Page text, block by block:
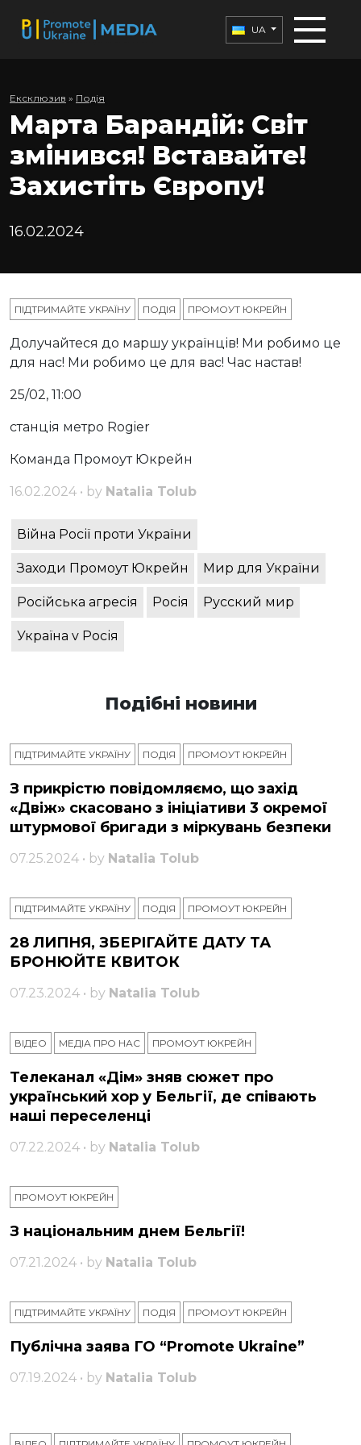
UA
Ексклюзив » Подія
Марта Барандій: Світ
змінився! Вставайте!
Захистіть Європу!
16.02.2024
ПІДТРИМАЙТЕ УКРАЇНУ ПОДІЯ ПРОМОУТ ЮКРЕЙН
Долучайтеся до маршу українців! Ми робимо це
для нас! Ми робимо це для вас! Час настав!
25/02, 11:00
станція метро Rogier
Команда Промоут Юкрейн
16.02.2024 • by Natalia Tolub
Війна Росії проти України
Заходи Промоут Юкрейн Мир для України
Російська агресія Росія Русский мир
Україна v Росія
Подібні новини
ПІДТРИМАЙТЕ УКРАЇНУ ПОДІЯ ПРОМОУТ ЮКРЕЙН
З прикрістю повідомляємо, що захід
«Двіж» скасовано з ініціативи 3 окремої
штурмової бригади з міркувань безпеки
07.25.2024 • by Natalia Tolub
ПІДТРИМАЙТЕ УКРАЇНУ ПОДІЯ ПРОМОУТ ЮКРЕЙН
28 ЛИПНЯ, ЗБЕРІГАЙТЕ ДАТУ ТА
БРОНЮЙТЕ КВИТОК
07.23.2024 • by Natalia Tolub
ВІДЕО МЕДІА ПРО НАС ПРОМОУТ ЮКРЕЙН
Телеканал «Дім» зняв сюжет про
український хор у Бельгії, де співають
наші переселенці
07.22.2024 • by Natalia Tolub
ПРОМОУТ ЮКРЕЙН
З національним днем ​​Бельгії!
07.21.2024 • by Natalia Tolub
ПІДТРИМАЙТЕ УКРАЇНУ ПОДІЯ ПРОМОУТ ЮКРЕЙН
Публічна заява ГО “Promote Ukraine”
07.19.2024 • by Natalia Tolub